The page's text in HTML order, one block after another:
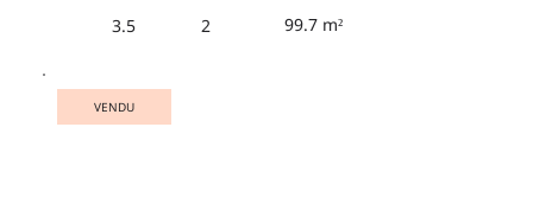
3.5 2 99.7 m²
VENDU